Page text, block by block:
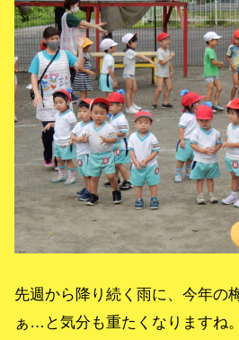
先週から降り続く雨に、今年の
ぁ…と気分も重たくなりますね。